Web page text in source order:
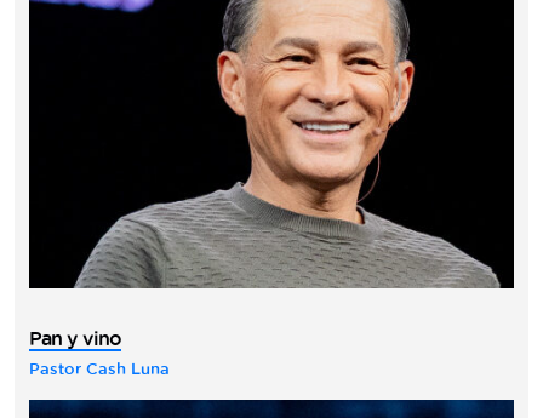
Pan y vino
Pastor Cash Luna